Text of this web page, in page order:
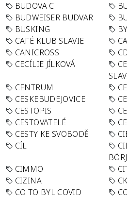
BUDOVA C
BUDWEISER BUDVAR
BUSKING
CAFÉ KLUB SLAVIE
CANICROSS
CECÍLIE JÍLKOVÁ
CENTRUM
CESKEBUDEJOVICE
CESTOPIS
CESTOVATELÉ
CESTY KE SVOBODĚ
CÍL
CIMMO
CIZINA
CO TO BYL COVID